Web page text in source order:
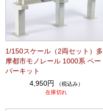
1/150スケール（2両セット）多
摩都市モノレール 1000系 ペー
パーキット
4,950円
（税込み）
在庫切れ